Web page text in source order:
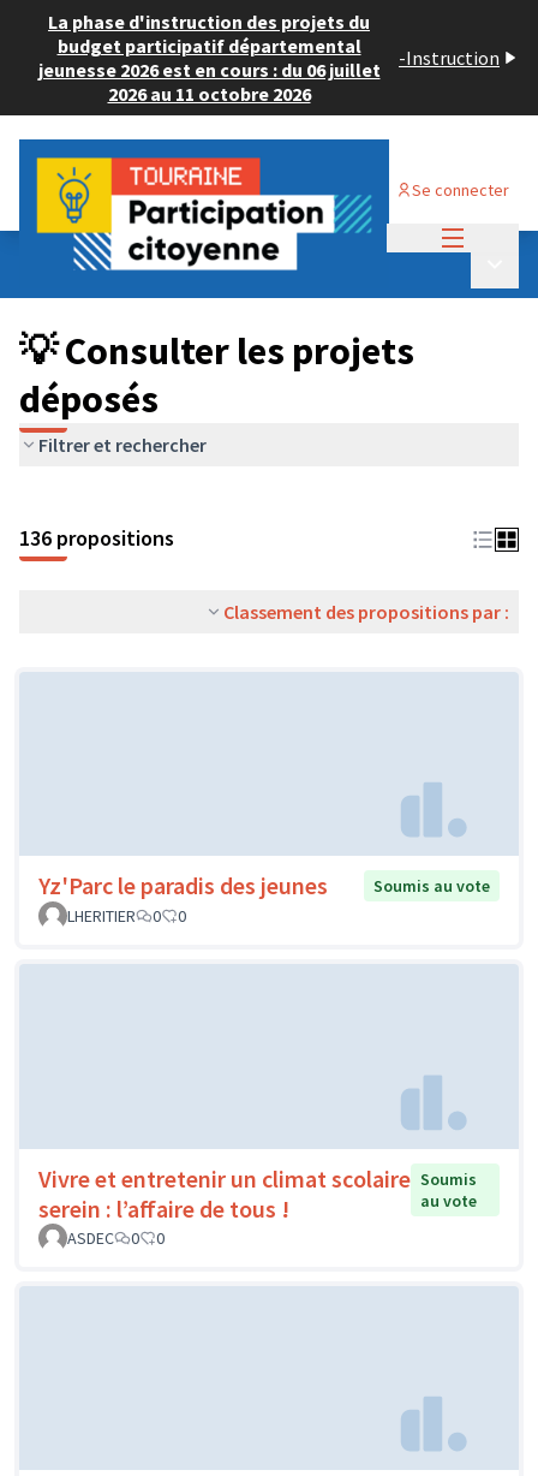
La phase d'instruction des projets du
budget participatif départemental
jeunesse 2026 est en cours : du 06 juillet
2026 au 11 octobre 2026
-Instruction
Se connecter
Budget Participatif JEUNESSE 2024
💡 Consulter les projets déposés
💡 Consulter les projets
déposés
Filtrer et rechercher
136 propositions
Classement des propositions par :
Yz'Parc le paradis des jeunes
Soumis au vote
LHERITIER
0 0
Vivre et entretenir un climat scolaire
serein : l’affaire de tous !
Soumis
au vote
ASDEC
0 0